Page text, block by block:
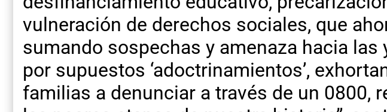
vulneración de derechos sociales, que
sumando sospechas y amenaza hacia las
por supuestos ‘adoctrinamientos’,
familias a denunciar a través de un 0800,